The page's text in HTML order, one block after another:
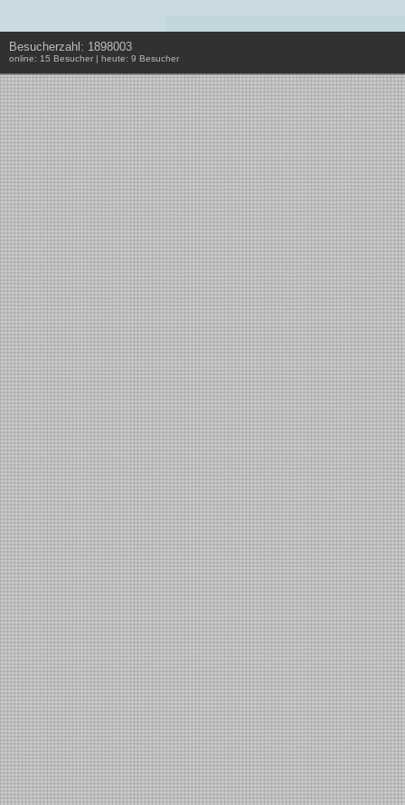
Besucherzahl: 1898003
online: 15 Besucher | heute: 9 Besucher